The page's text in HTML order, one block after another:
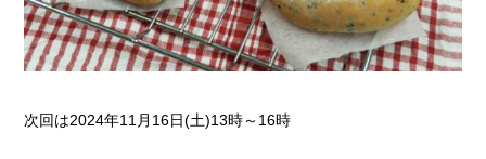
次回は2024年11月16日(土)13時～16時